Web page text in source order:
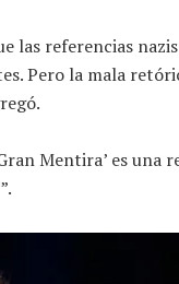
las referencias
Pero la mala
Mentira’ es